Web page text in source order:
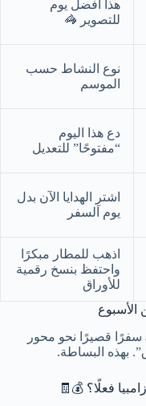
هذا أفضل يوم
للتصوير 🦓
نوع النشاط حسب
الموسم
دع هذا اليوم
“مفتوحًا” للتعديل
اشترِ الهدايا الآن بدل
يوم السفر
اذهب للمطار مبكرًا
واحتفظ بنسخ رقمية
للأوراق
الأسبوع
سفرًا قصيرًا نحو محور
بهذه البساطة.
فعلًا؟ 💰🧾